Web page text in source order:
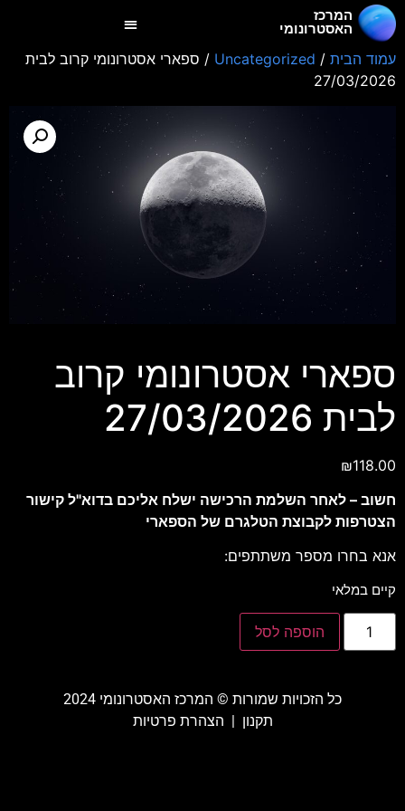
המרכז
האסטרונומי
עמוד הבית /
Uncategorized / ספארי אסטרונומי קרוב לבית
27/03/2026
ספארי אסטרונומי קרוב
לבית 27/03/2026
₪118.00
חשוב – לאחר השלמת הרכישה ישלח אליכם בדוא"ל קישור
הצטרפות לקבוצת הטלגרם של הספארי
אנא בחרו מספר משתתפים:
קיים במלאי
הוספה לסל
כל הזכויות שמורות ©️ המרכז האסטרונומי 2024
תקנון | הצהרת פרטיות